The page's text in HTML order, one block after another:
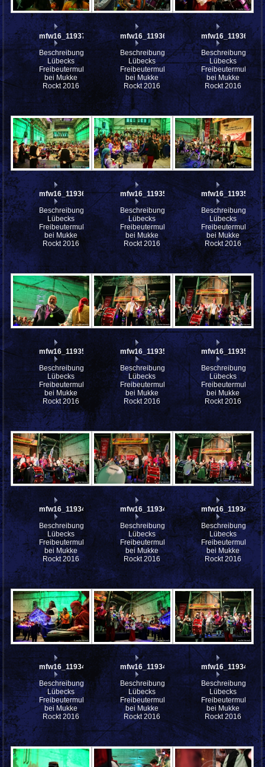
mfw16_119373ww
Beschreibung:
Lübecks
Freibeutermukke
bei Mukke
Rockt 2016
mfw16_119367ww
Beschreibung:
Lübecks
Freibeutermukke
bei Mukke
Rockt 2016
mfw16_119364ww
Beschreibung:
Lübecks
Freibeutermukke
bei Mukke
Rockt 2016
mfw16_119361ww
Beschreibung:
Lübecks
Freibeutermukke
bei Mukke
Rockt 2016
mfw16_119359ww
Beschreibung:
Lübecks
Freibeutermukke
bei Mukke
Rockt 2016
mfw16_119358ww
Beschreibung:
Lübecks
Freibeutermukke
bei Mukke
Rockt 2016
mfw16_119353ww
Beschreibung:
Lübecks
Freibeutermukke
bei Mukke
Rockt 2016
mfw16_119352ww
Beschreibung:
Lübecks
Freibeutermukke
bei Mukke
Rockt 2016
mfw16_119351ww
Beschreibung:
Lübecks
Freibeutermukke
bei Mukke
Rockt 2016
mfw16_119349ww
Beschreibung:
Lübecks
Freibeutermukke
bei Mukke
Rockt 2016
mfw16_119348ww
Beschreibung:
Lübecks
Freibeutermukke
bei Mukke
Rockt 2016
mfw16_119347ww
Beschreibung:
Lübecks
Freibeutermukke
bei Mukke
Rockt 2016
mfw16_119345ww
Beschreibung:
Lübecks
Freibeutermukke
bei Mukke
Rockt 2016
mfw16_119344ww
Beschreibung:
Lübecks
Freibeutermukke
bei Mukke
Rockt 2016
mfw16_119342ww
Beschreibung:
Lübecks
Freibeutermukke
bei Mukke
Rockt 2016